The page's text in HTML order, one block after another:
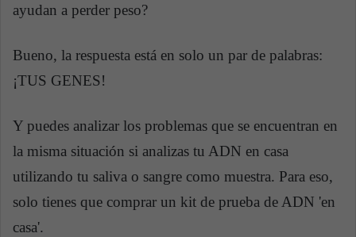
ayudan a perder peso?
Bueno, la respuesta está en solo un par de palabras:
¡TUS GENES!
Y puedes analizar los problemas que se encuentran en
la misma situación si analizas tu ADN en casa
utilizando tu saliva o sangre como muestra. Para eso,
solo tienes que comprar un kit de prueba de ADN 'en
casa'.